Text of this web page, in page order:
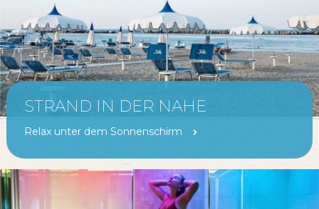
STRAND IN DER NAHE
Relax unter dem Sonnenschirm